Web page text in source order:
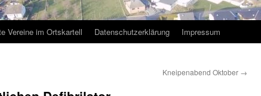
Vereine im Ortskartell Datenschutzerklärung Impressum
Kneipenabend Oktober →